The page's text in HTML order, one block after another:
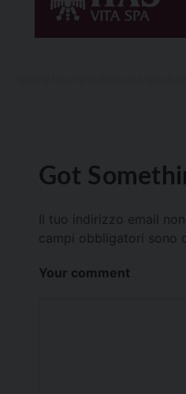
Got
Il tuo indirizzo email
campi obbligatori sono
Your comment